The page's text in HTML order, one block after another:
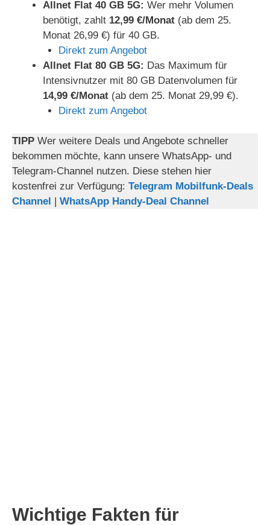
Allnet Flat 40 GB 5G: Wer mehr Volumen
benötigt, zahlt 12,99 €/Monat (ab dem 25.
Monat 26,99 €) für 40 GB.
Direkt zum Angebot
Allnet Flat 80 GB 5G: Das Maximum für
Intensivnutzer mit 80 GB Datenvolumen für
14,99 €/Monat (ab dem 25. Monat 29,99 €).
Direkt zum Angebot
TIPP Wer weitere Deals und Angebote schneller
bekommen möchte, kann unsere WhatsApp- und
Telegram-Channel nutzen. Diese stehen hier
kostenfrei zur Verfügung: Telegram Mobilfunk-Deals
Channel
WhatsApp Handy-Deal Channel
Wichtige Fakten für